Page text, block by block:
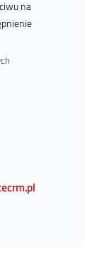
na